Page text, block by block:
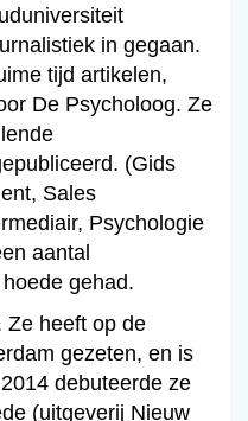
in gegaan.
tijd artikelen,
De Psycholoog. Ze
(Gids
Sales
Psychologie
aantal
gehad.
Ze heeft op de
gezeten, en is
debuteerde ze
(uitgeverij Nieuw